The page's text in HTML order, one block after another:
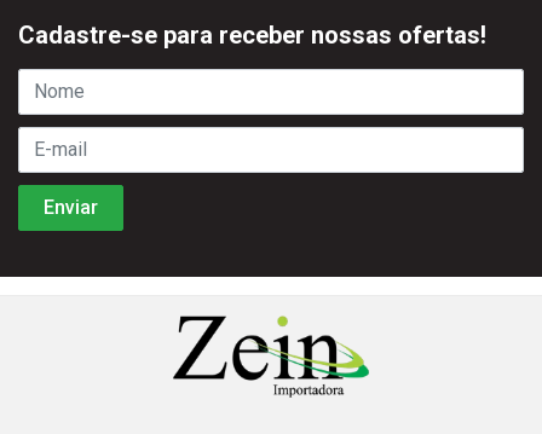
Cadastre-se para receber nossas ofertas!